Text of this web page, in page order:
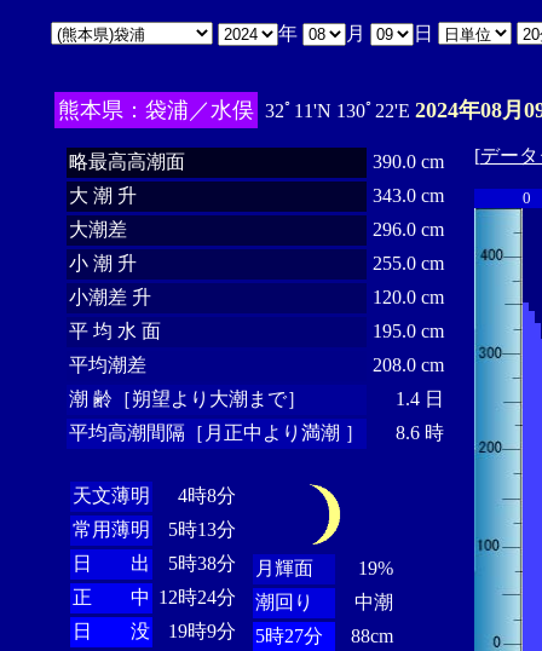
年 月 日
熊本県：袋浦／水俣 32ﾟ11'N 130ﾟ22'E 2024年08月
略最高高潮面
390.0 cm
大 潮 升
343.0 cm
大潮差
296.0 cm
小 潮 升
255.0 cm
小潮差 升
120.0 cm
平 均 水 面
195.0 cm
平均潮差
208.0 cm
潮 齢［朔望より大潮まで］
1.4 日
平均高潮間隔［月正中より満潮 ］
8.6 時
天文薄明
4時8分
常用薄明
5時13分
日 出
5時38分
正 中 12時24分
日 没
19時9分
月輝面
19%
潮回り
中潮
5時27分
88cm
[デー
0